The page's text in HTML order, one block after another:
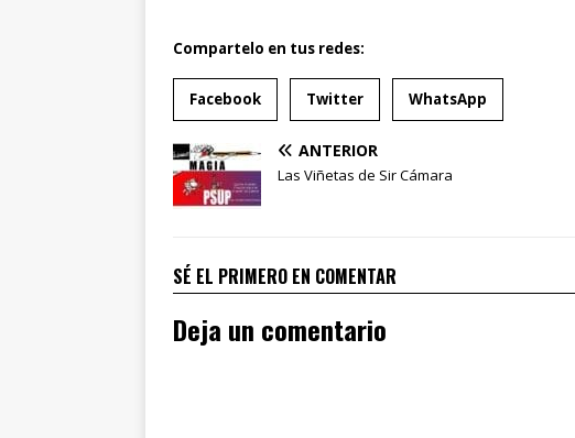
Compartelo en tus redes:
Facebook Twitter WhatsApp
ANTERIOR
Las Viñetas de Sir Cámara
SÉ EL PRIMERO EN COMENTAR
Deja un comentario